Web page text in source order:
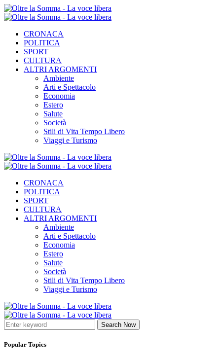
CRONACA
POLITICA
SPORT
CULTURA
ALTRI ARGOMENTI
Ambiente
Arti e Spettacolo
Economia
Estero
Salute
Società
Stili di Vita Tempo Libero
Viaggi e Turismo
CRONACA
POLITICA
SPORT
CULTURA
ALTRI ARGOMENTI
Ambiente
Arti e Spettacolo
Economia
Estero
Salute
Società
Stili di Vita Tempo Libero
Viaggi e Turismo
Search Now
Popular Topics